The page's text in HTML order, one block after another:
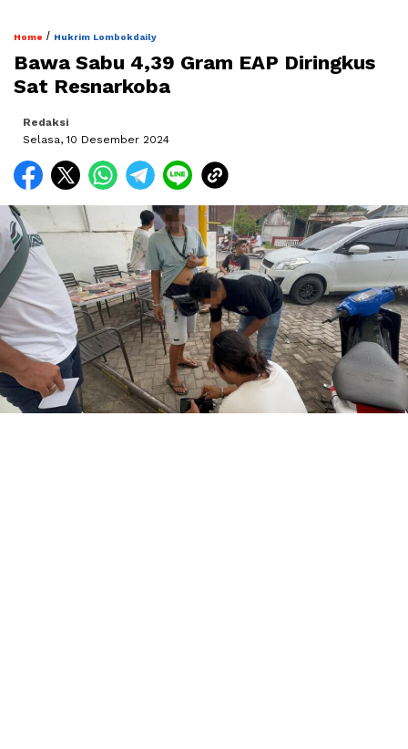
Home / Hukrim Lombokdaily
Bawa Sabu 4,39 Gram EAP Diringkus
Sat Resnarkoba
Redaksi
Selasa, 10 Desember 2024